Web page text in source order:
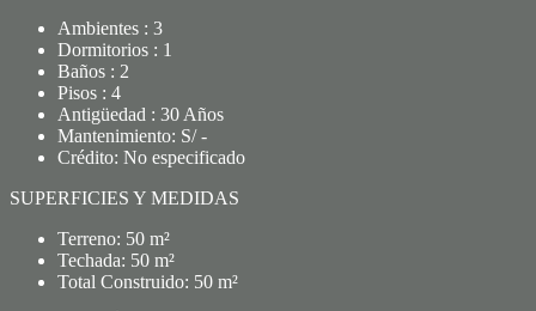
Ambientes : 3
Dormitorios : 1
Baños : 2
Pisos : 4
Antigüedad : 30 Años
Mantenimiento: S/ -
Crédito: No especificado
SUPERFICIES Y MEDIDAS
Terreno: 50 m²
Techada: 50 m²
Total Construido: 50 m²